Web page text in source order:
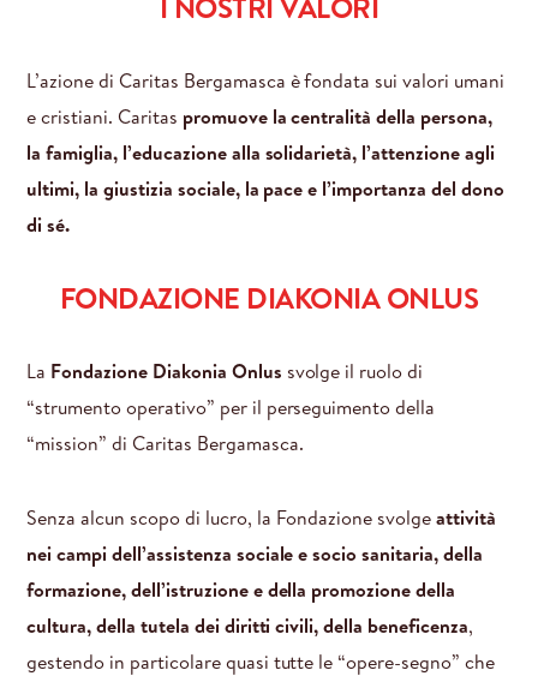
Housing sociale maschile
Riparazione
Giornata Internazionale di contrasto alla povertà e
all'esclusione sociale
24 ore per la pace
PUNTO SABATO
Laboratori nelle scuole
L’azione di Caritas Bergamasca è fondata sui valori umani
e cristiani. Caritas promuove la centralità della persona,
la famiglia, l’educazione alla solidarietà, l’attenzione agli
ultimi, la giustizia sociale, la pace e l’importanza del dono
di sé.
FONDAZIONE DIAKONIA ONLUS
La Fondazione Diakonia Onlus svolge il ruolo di
“strumento operativo” per il perseguimento della
“mission” di Caritas Bergamasca.
Senza alcun scopo di lucro, la Fondazione svolgeattività
nei campi dell’assistenza sociale e socio sanitaria, della
formazione, dell’istruzione e della promozione della
cultura, della tutela dei diritti civili, della beneficenza,
gestendo in particolare quasi tutte le “opere-segno” che